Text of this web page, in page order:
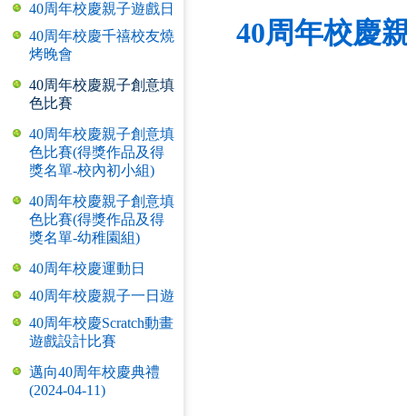
40周年校慶親子遊戲日
40周年校慶千禧校友燒
烤晚會
40周年校慶親子創意填
色比賽
40周年校慶親子創意填
色比賽(得獎作品及得
獎名單-校內初小組)
40周年校慶親子創意填
色比賽(得獎作品及得
獎名單-幼稚園組)
40周年校慶運動日
40周年校慶親子一日遊
40周年校慶Scratch動畫
遊戲設計比賽
邁向40周年校慶典禮
(2024-04-11)
40周年校慶